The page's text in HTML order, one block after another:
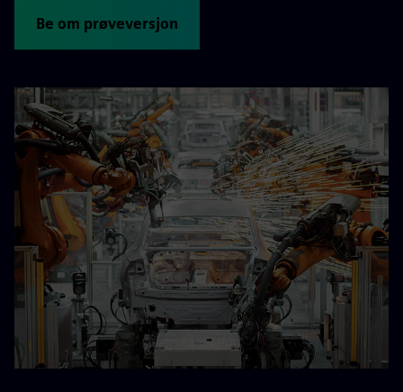
Be om prøveversjon